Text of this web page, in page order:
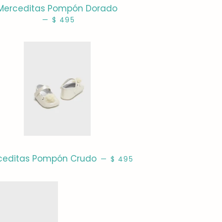
Pompón Dorado
— PRECIO HABITUAL
$ 495
Pompón Crudo — PRECIO HABITUAL
$ 495